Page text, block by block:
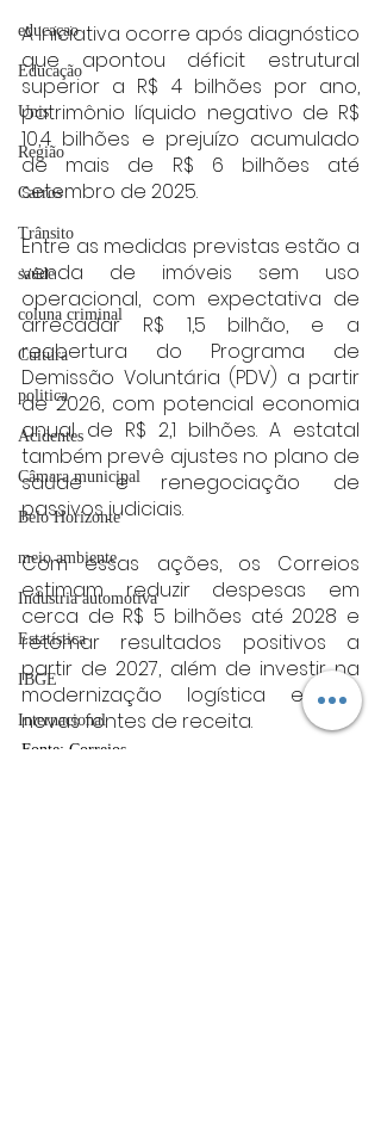
educaçao
Educação
Unis
Região
Carros
Trânsito
saúde
coluna criminal
Cultura
politica
Acidentes
Câmara municipal
Belo Horizonte
meio ambiente
Industria automotiva
Estatística
IBGE
Internacional
A iniciativa ocorre após diagnóstico
que apontou déficit estrutural
superior a R$ 4 bilhões por ano,
patrimônio líquido negativo de R$
10,4 bilhões e prejuízo acumulado
de mais de R$ 6 bilhões até
setembro de 2025.
Entre as medidas previstas estão a
venda de imóveis sem uso
operacional, com expectativa de
arrecadar R$ 1,5 bilhão, e a
reabertura do Programa de
Demissão Voluntária (PDV) a partir
de 2026, com potencial economia
anual de R$ 2,1 bilhões. A estatal
também prevê ajustes no plano de
saúde e renegociação de
passivos judiciais.
Com essas ações, os Correios
estimam reduzir despesas em
cerca de R$ 5 bilhões até 2028 e
retomar resultados positivos a
partir de 2027, além de investir na
modernização logística e em
novas fontes de receita.
Fonte: Correios